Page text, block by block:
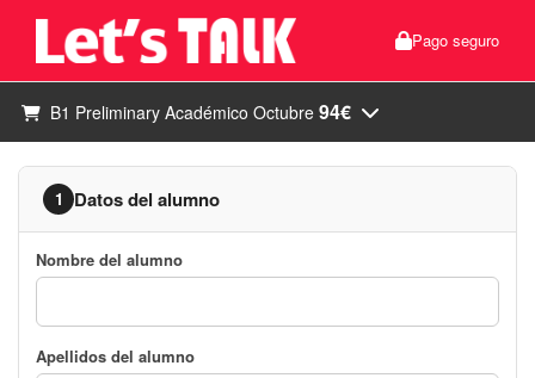
Pago seguro
B1 Preliminary Académico Octubre 94€
1 Datos del alumno
Nombre del alumno
Apellidos del alumno